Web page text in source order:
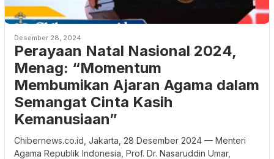
Desember 28, 2024
Perayaan Natal Nasional 2024,
Menag: “Momentum
Membumikan Ajaran Agama dalam
Semangat Cinta Kasih
Kemanusiaan”
Chibernews.co.id, Jakarta, 28 Desember 2024 — Menteri
Agama Republik Indonesia, Prof. Dr. Nasaruddin Umar,